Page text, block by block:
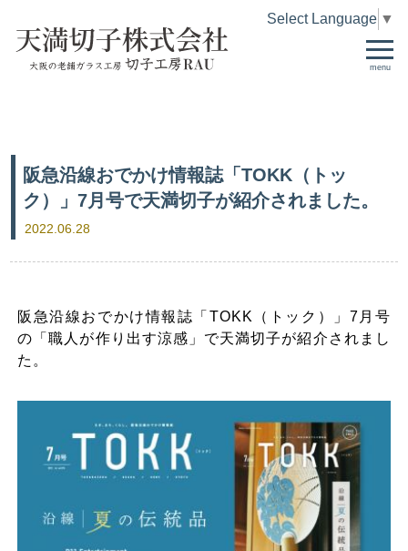
menu
Select Language ▼
阪急沿線おでかけ情報誌「TOKK（トッ
ク）」7月号で天満切子が紹介されました。
2022.06.28
阪急沿線おでかけ情報誌「TOKK（トック）」7月号
の「職人が作り出す涼感」で天満切子が紹介されまし
た。